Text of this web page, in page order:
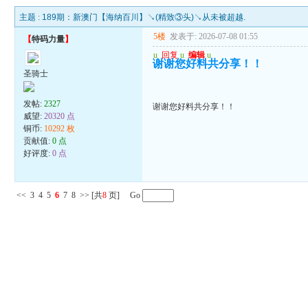
主题 : 189期：新澳门【海纳百川】↘(精致③头)↘从未被超越.
【特码力量】
圣骑士
发帖:2327
威望:20320 点
铜币: 10292 枚
贡献值:0 点
好评度:0 点
5楼 发表于: 2026-07-08 01:55
u 回复 u 编辑 u
谢谢您好料共分享！！
谢谢您好料共分享！！
<< 3 4 5 6 7 8 >> [共8 页] Go